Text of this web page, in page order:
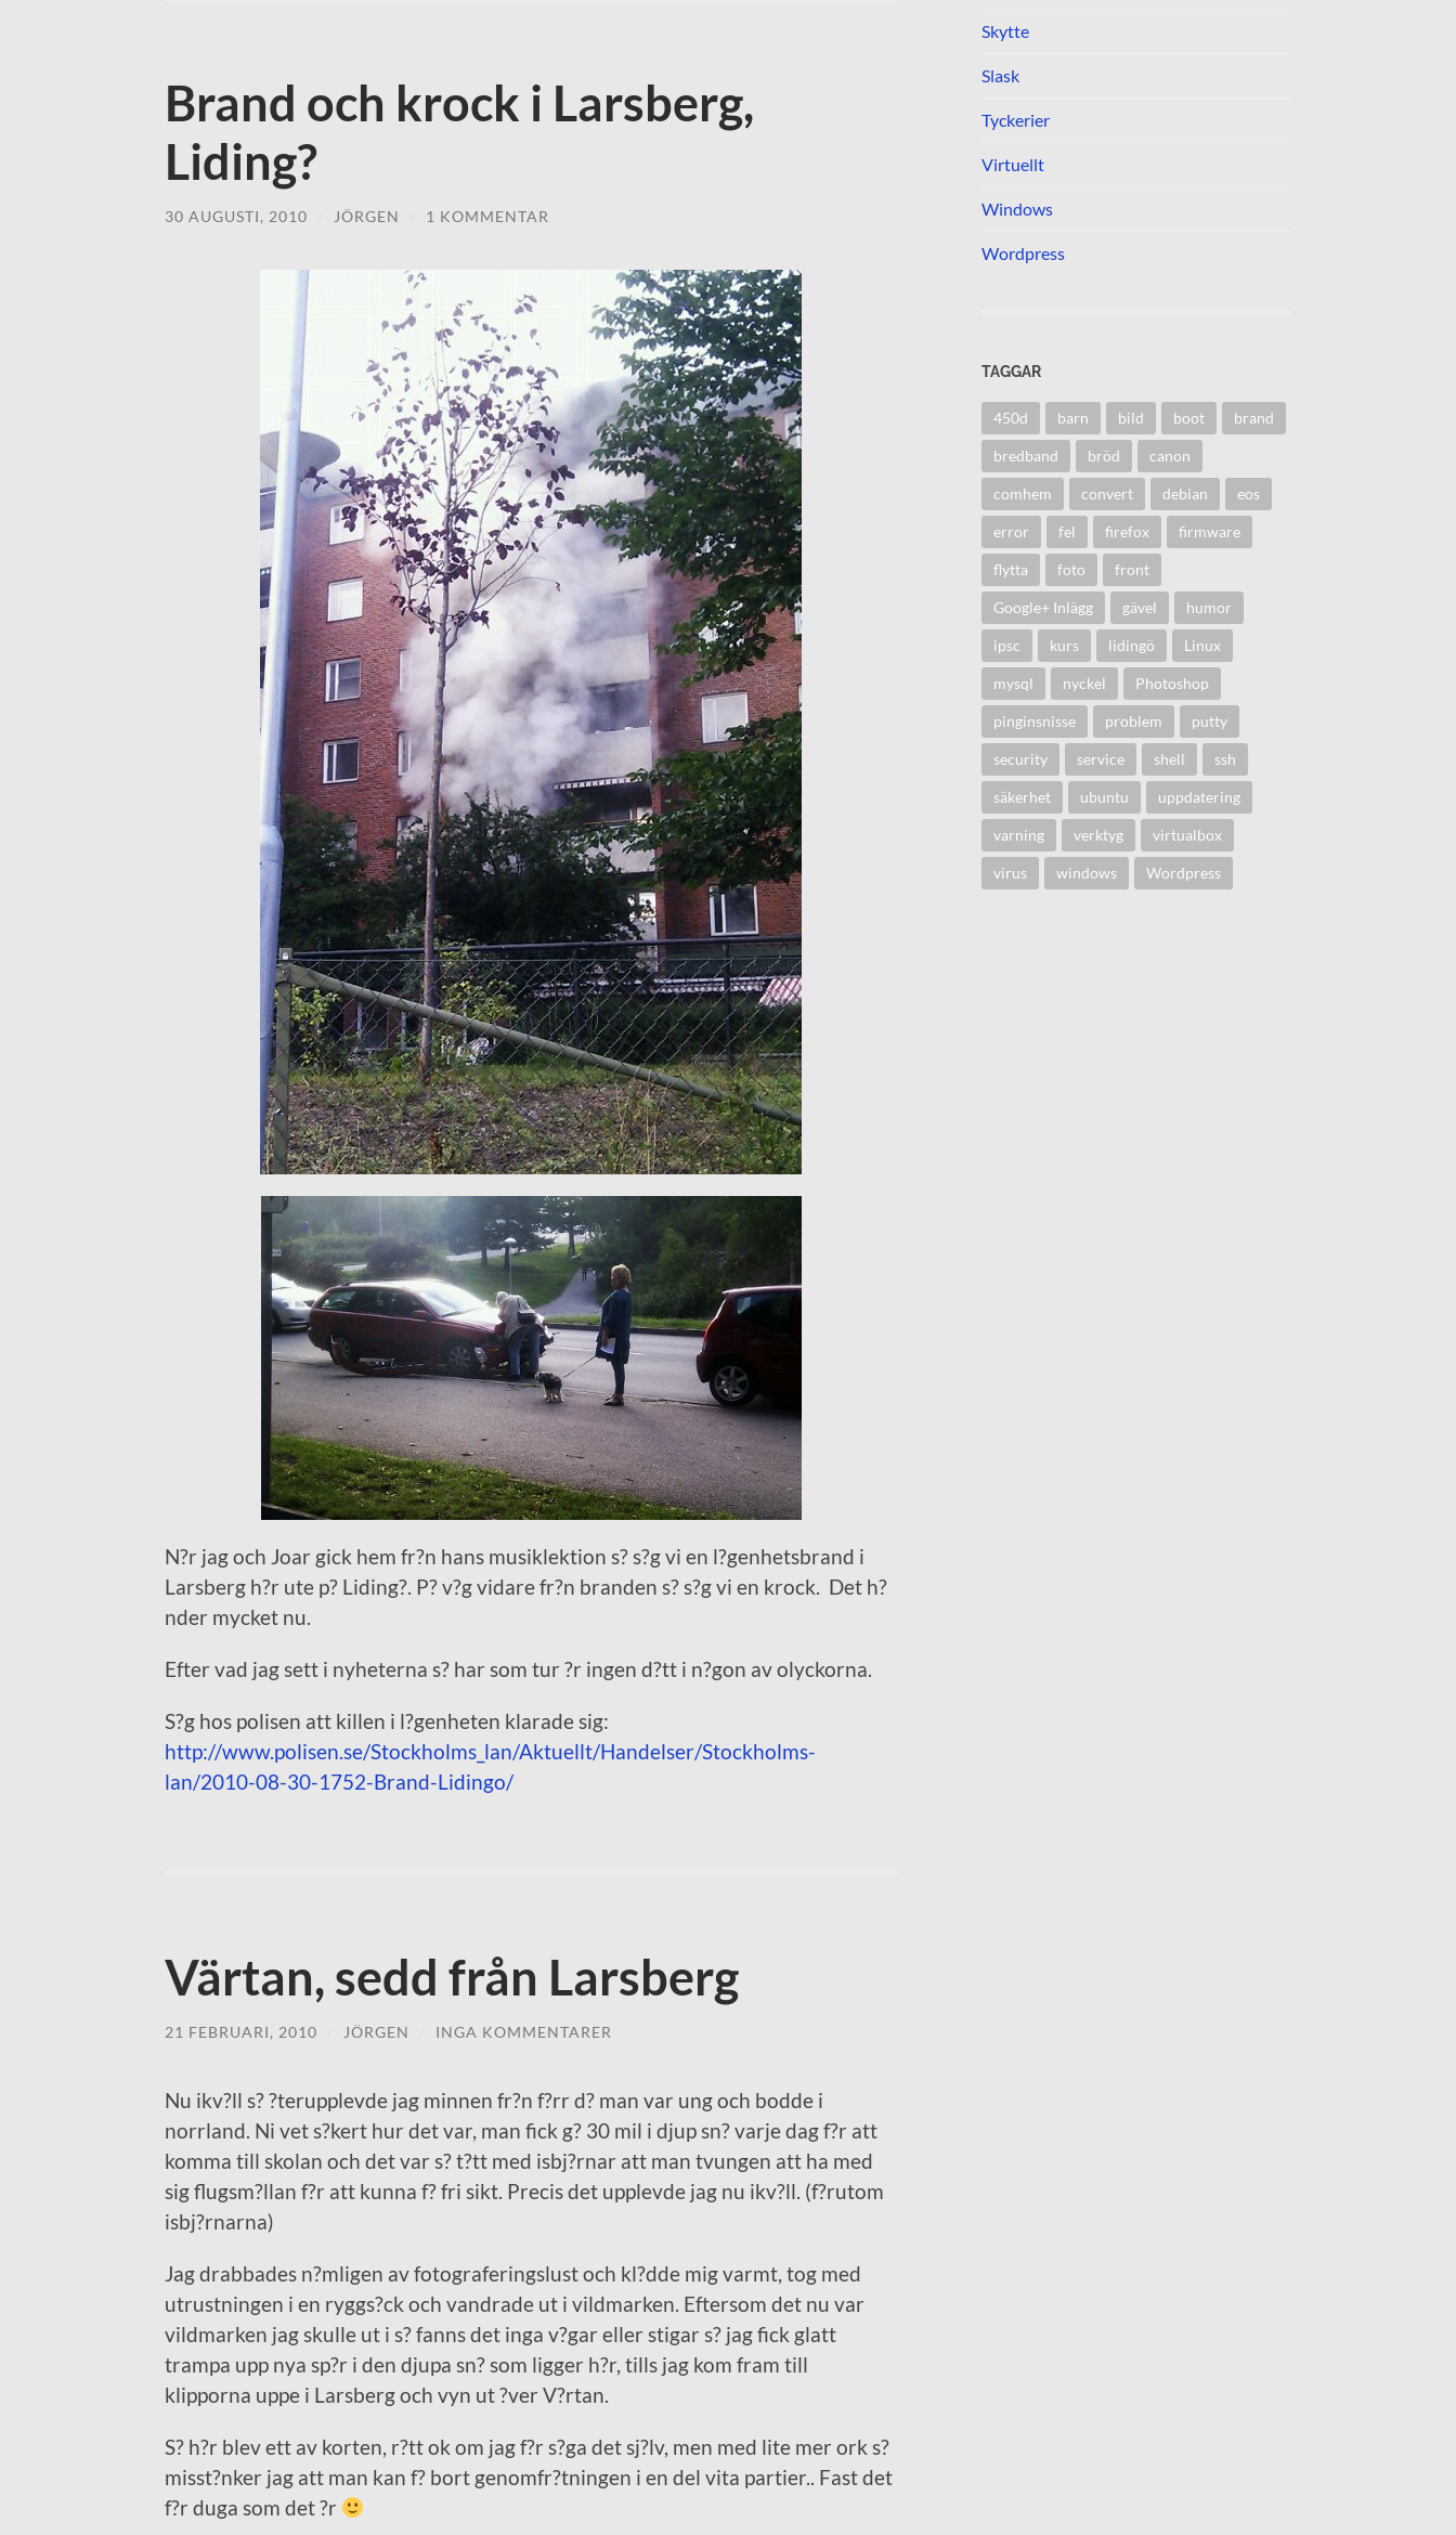
Brand och krock i Larsberg,
Liding?
30 AUGUSTI, 2010 JÖRGEN 1 KOMMENTAR
N?r jag och Joar gick hem fr?n hans musiklektion s? s?g vi en l?genhetsbrand i
Larsberg h?r ute p? Liding?. P? v?g vidare fr?n branden s? s?g vi en krock. Det h?
nder mycket nu.
Efter vad jag sett i nyheterna s? har som tur ?r ingen d?tt i n?gon av olyckorna.
S?g hos polisen att killen i l?genheten klarade sig:
http://www.polisen.se/Stockholms_lan/Aktuellt/Handelser/Stockholms-
lan/2010-08-30-1752-Brand-Lidingo/
Värtan, sedd från Larsberg
21 FEBRUARI, 2010 JÖRGEN INGA KOMMENTARER
Nu ikv?ll s? ?terupplevde jag minnen fr?n f?rr d? man var ung och bodde i
norrland. Ni vet s?kert hur det var, man fick g? 30 mil i djup sn? varje dag f?r att
komma till skolan och det var s? t?tt med isbj?rnar att man tvungen att ha med
sig flugsm?llan f?r att kunna f? fri sikt. Precis det upplevde jag nu ikv?ll. (f?rutom
isbj?rnarna)
Jag drabbades n?mligen av fotograferingslust och kl?dde mig varmt, tog med
utrustningen i en ryggs?ck och vandrade ut i vildmarken. Eftersom det nu var
vildmarken jag skulle ut i s? fanns det inga v?gar eller stigar s? jag fick glatt
trampa upp nya sp?r i den djupa sn? som ligger h?r, tills jag kom fram till
klipporna uppe i Larsberg och vyn ut ?ver V?rtan.
S? h?r blev ett av korten, r?tt ok om jag f?r s?ga det sj?lv, men med lite mer ork s?
misst?nker jag att man kan f? bort genomfr?tningen i en del vita partier.. Fast det
f?r duga som det ?r
Skytte
Slask
Tyckerier
Virtuellt
Windows
Wordpress
TAGGAR
450d barn bild boot brand
bredband bröd canon
comhem convert debian eos
error fel firefox firmware
flytta foto front
Google+ Inlägg gävel humor
ipsc kurs lidingö Linux
mysql nyckel Photoshop
pinginsnisse problem putty
security service shell ssh
säkerhet ubuntu uppdatering
varning verktyg virtualbox
virus windows Wordpress